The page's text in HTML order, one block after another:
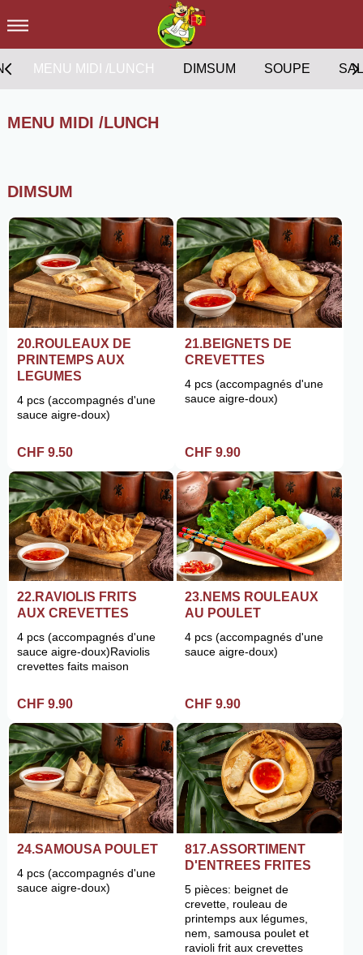
MENU MIDI /LUNCH DIMSUM SOUPE
MENU MIDI /LUNCH
DIMSUM
20.ROULEAUX DE
PRINTEMPS AUX
LEGUMES
4 pcs (accompagnés d'une
sauce aigre-doux)
CHF 9.50
21.BEIGNETS DE
CREVETTES
4 pcs (accompagnés d'une
sauce aigre-doux)
CHF 9.90
22.RAVIOLIS FRITS
AUX CREVETTES
4 pcs (accompagnés d'une
sauce aigre-doux)Raviolis
crevettes faits maison
CHF 9.90
23.NEMS ROULEAUX
AU POULET
4 pcs (accompagnés d'une
sauce aigre-doux)
CHF 9.90
24.SAMOUSA POULET
4 pcs (accompagnés d'une
sauce aigre-doux)
817.ASSORTIMENT
D'ENTREES FRITES
5 pièces: beignet de
crevette, rouleau de
printemps aux légumes,
nem, samousa poulet et
ravioli frit aux crevettes